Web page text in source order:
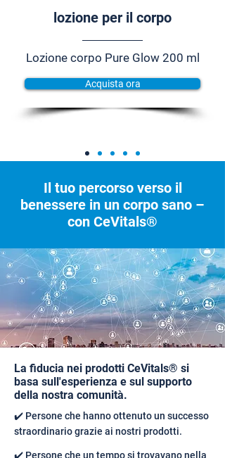
lozione per il corpo
Lozione corpo Pure Glow 200 ml
Acquista ora
Il tuo percorso verso il
benessere in un corpo sano –
con CeVitals®
La fiducia nei prodotti CeVitals® si
basa sull'esperienza e sul supporto
della nostra comunità.
✔️ Persone che hanno ottenuto un successo
straordinario grazie ai nostri prodotti.
✔️ Persone che un tempo si trovavano nella